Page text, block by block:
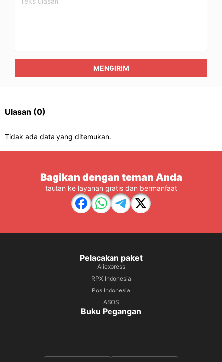
MENGIRIM
Ulasan (0)
Tidak ada data yang ditemukan.
Bagikan dengan teman Anda
tautan ke layanan gratis dan bermanfaat
Pelacakan paket
Aliexpress
RPX Indonesia
Pos Indonesia
ASOS
Buku Pegangan